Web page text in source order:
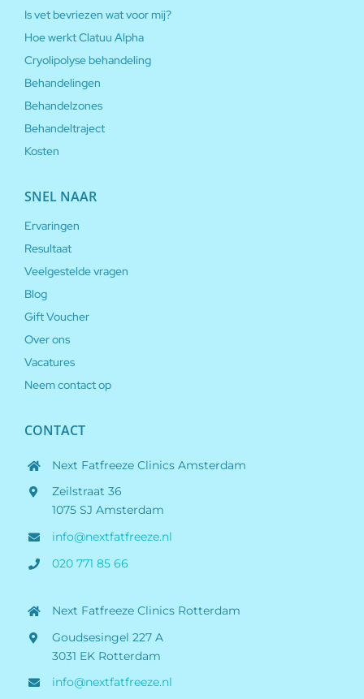
Is vet bevriezen wat voor mij?
Hoe werkt Clatuu Alpha
Cryolipolyse behandeling
Behandelingen
Behandelzones
Behandeltraject
Kosten
SNEL NAAR
Ervaringen
Resultaat
Veelgestelde vragen
Blog
Gift Voucher
Over ons
Vacatures
Neem contact op
CONTACT
Next Fatfreeze Clinics Amsterdam
Zeilstraat 36
1075 SJ Amsterdam
info@nextfatfreeze.nl
020 771 85 66
Next Fatfreeze Clinics Rotterdam
Goudsesingel 227 A
3031 EK Rotterdam
info@nextfatfreeze.nl